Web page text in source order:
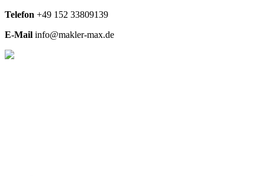
Telefon +49 152 33809139
E-Mail info@makler-max.de